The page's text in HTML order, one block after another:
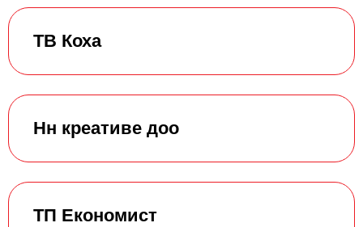
ТВ Коха
Нн креативе доо
ТП Економист